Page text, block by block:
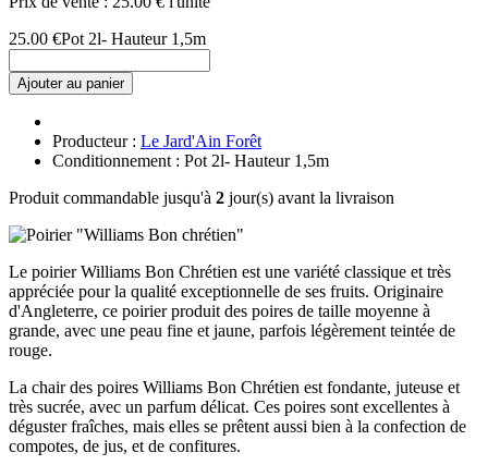
25.00 €Pot 2l- Hauteur 1,5m
Ajouter au panier
Producteur : Le Jard'Ain Forêt
Conditionnement : Pot 2l- Hauteur 1,5m
Produit commandable jusqu'à 2 jour(s) avant la livraison
Le poirier Williams Bon Chrétien est une variété classique et très
appréciée pour la qualité exceptionnelle de ses fruits. Originaire
d'Angleterre, ce poirier produit des poires de taille moyenne à
grande, avec une peau fine et jaune, parfois légèrement teintée de
rouge.
La chair des poires Williams Bon Chrétien est fondante, juteuse et
très sucrée, avec un parfum délicat. Ces poires sont excellentes à
déguster fraîches, mais elles se prêtent aussi bien à la confection de
compotes, de jus, et de confitures.